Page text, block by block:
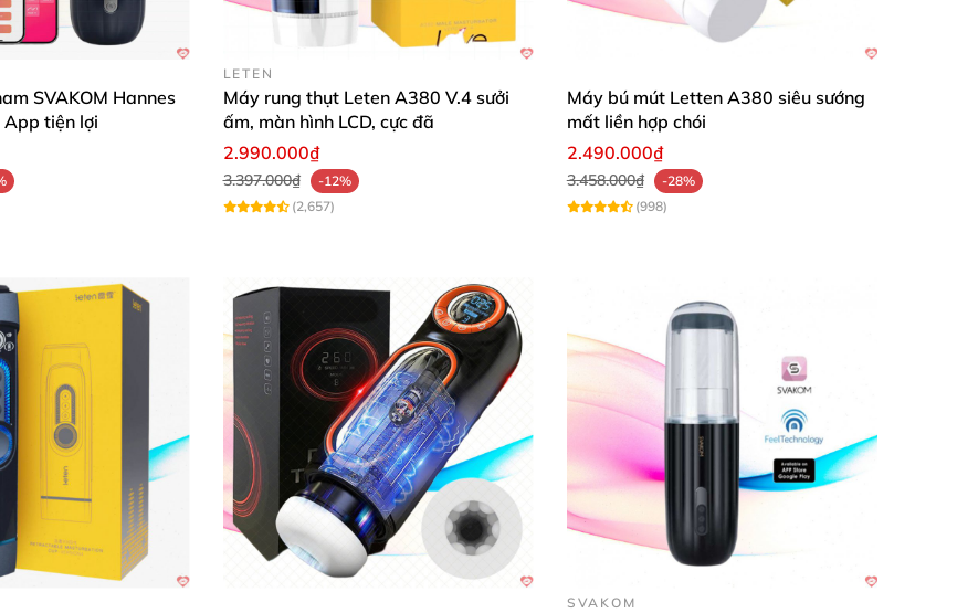
thông minh , cho phép anh em dễ dàng đeo vào dương vật để gia tăng kích thước
trở nên
mềm mại và đàn hồi giúp ôm sát dương vậtcủa anh em mà không gây khó chịu khi “di chuyển”
mang đến cảm giác an toàn, thoải mái cho người sử dụng.
SVAKOM Hannes
App tiện lợi
LETEN
Máy rung thụt Leten A380 V.4 sưởi
ấm, màn hình LCD, cực đã
2.990.000₫
3.397.000₫
-12%
(2,657)
Máy bú mút Letten A380 siêu sướng
mất liền hợp chói
2.490.000₫
3.458.000₫
-28%
(998)
SVAKOM